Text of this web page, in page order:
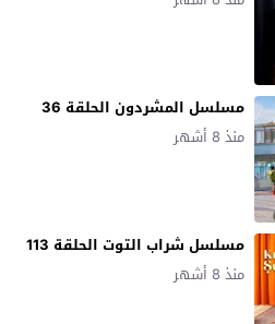
مسلسل المشردون الحلقة 36
منذ 8 أشهر
مسلسل شراب التوت الحلقة 113
منذ 8 أشهر